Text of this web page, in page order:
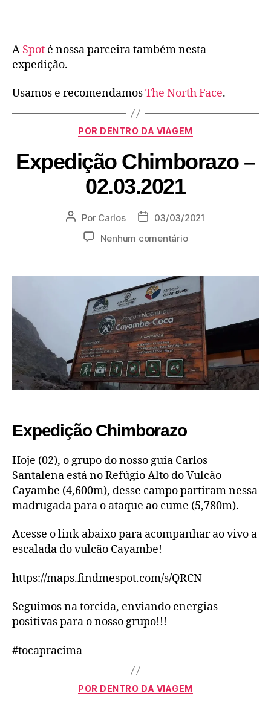
A Spot é nossa parceira também nesta
expedição.
Usamos e recomendamosThe North Face.
POR DENTRO DA VIAGEM
Expedição Chimborazo –
02.03.2021
Por Carlos
03/03/2021
Nenhum comentário
Expedição Chimborazo
Hoje (02), o grupo do nosso guia Carlos
Santalena está no Refúgio Alto do Vulcão
Cayambe (4,600m), desse campo partiram nessa
madrugada para o ataque ao cume (5,780m).
Acesse o link abaixo para acompanhar ao vivo a
escalada do vulcão Cayambe!
https://maps.findmespot.com/s/QRCN
Seguimos na torcida, enviando energias
positivas para o nosso grupo!!!
#tocapracima
POR DENTRO DA VIAGEM